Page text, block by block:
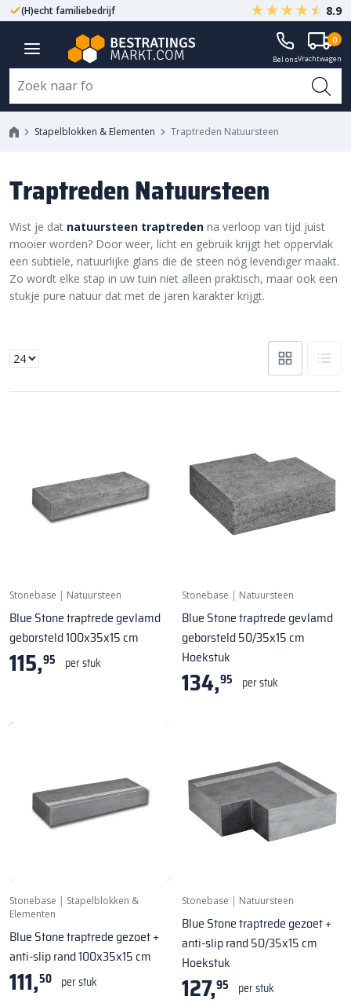
(H)echt familiebedrijf Gegarandeerd A-kwaliteit
8.9
Bel onsVrachtwagen
0
Stapelblokken & Elementen Traptreden Natuursteen
Traptreden Natuursteen
Wist je dat natuursteen traptreden na verloop van tijd juist
mooier worden? Door weer, licht en gebruik krijgt het oppervlak
een subtiele, natuurlijke glans die de steen nóg levendiger maakt.
Zo wordt elke stap in uw tuin niet alleen praktisch, maar ook een
stukje pure natuur dat met de jaren karakter krijgt.
Stonebase | Natuursteen
Blue Stone traptrede gevlamd
geborsteld 100x35x15 cm
115,95 per stuk
Stonebase | Natuursteen
Blue Stone traptrede gevlamd
geborsteld 50/35x15 cm
Hoekstuk
134,95 per stuk
Stonebase | Stapelblokken &
Elementen
Blue Stone traptrede gezoet +
anti-slip rand 100x35x15 cm
111,50 per stuk
Stonebase | Natuursteen
Blue Stone traptrede gezoet +
anti-slip rand 50/35x15 cm
Hoekstuk
127,95 per stuk